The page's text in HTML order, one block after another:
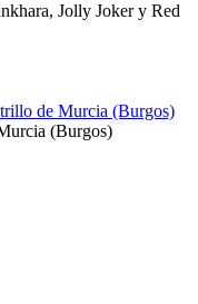
Jolly Joker y Red
de Murcia (Burgos)
(Burgos)